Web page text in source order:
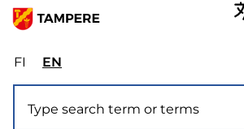
Skip
main
content
FIValitse
sivuston
kieli:
suomi
ENSelect
site
language: